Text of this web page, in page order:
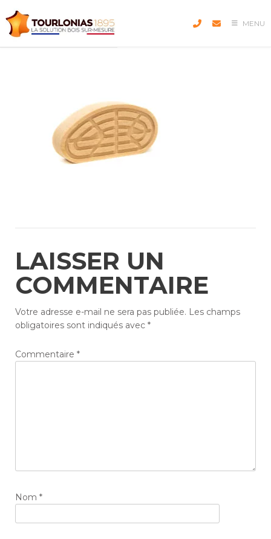
to
content
MENU
LAISSER UN
COMMENTAIRE
Votre adresse e-mail ne sera pas publiée. Les champs
obligatoires sont indiqués avec *
Commentaire *
Nom *